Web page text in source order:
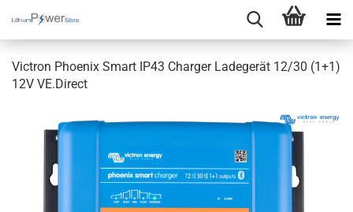
Victron Phoenix Smart IP43 Charger Ladegerät 12/30 (1+1)
12V VE.Direct